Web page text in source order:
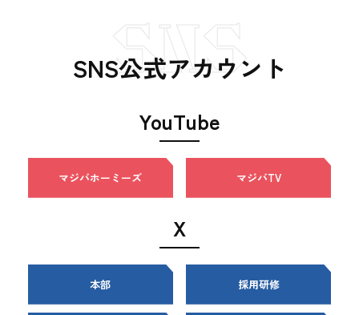
SNS
SNS公式アカウント
YouTube
マジバホーミーズ マジバTV
X
本部 採用研修